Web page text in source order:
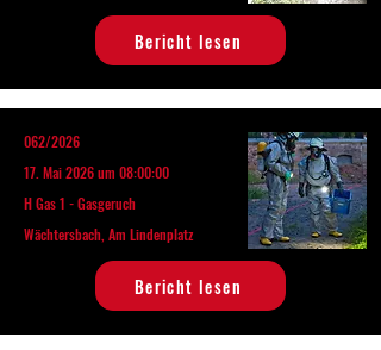
Bericht lesen
062/2026
17. Mai 2026 um 08:00:00
H Gas 1 - Gasgeruch
Wächtersbach, Am Lindenplatz
Bericht lesen